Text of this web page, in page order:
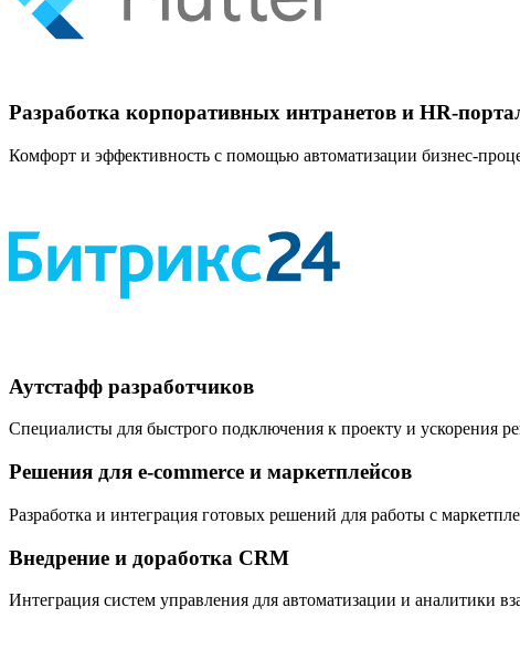
Разработка корпоративных интранетов и HR-
Комфорт и эффективность с помощью автоматизации бизнес-
Аутстафф разработчиков
Специалисты для быстрого подключения к проекту и ускорения
Решения для e-commerce и маркетплейсов
Разработка и интеграция готовых решений для работы с
Внедрение и доработка CRM
Интеграция систем управления для автоматизации и аналитики